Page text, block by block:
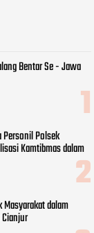
Bentar Se - Jawa
Personil Polsek
Kamtibmas dalam
dalam